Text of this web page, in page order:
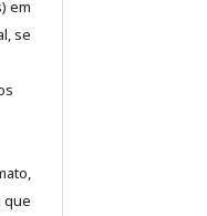
em
se
que